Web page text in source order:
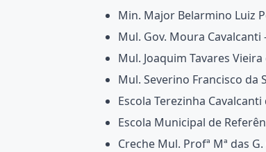
Min. Major Belarmino Luiz
Mul. Gov. Moura
Mul. Joaquim Tavares
Mul. Severino Francisco da
Escola Terezinha
Escola Municipal de
Creche Mul. Profª Mª das